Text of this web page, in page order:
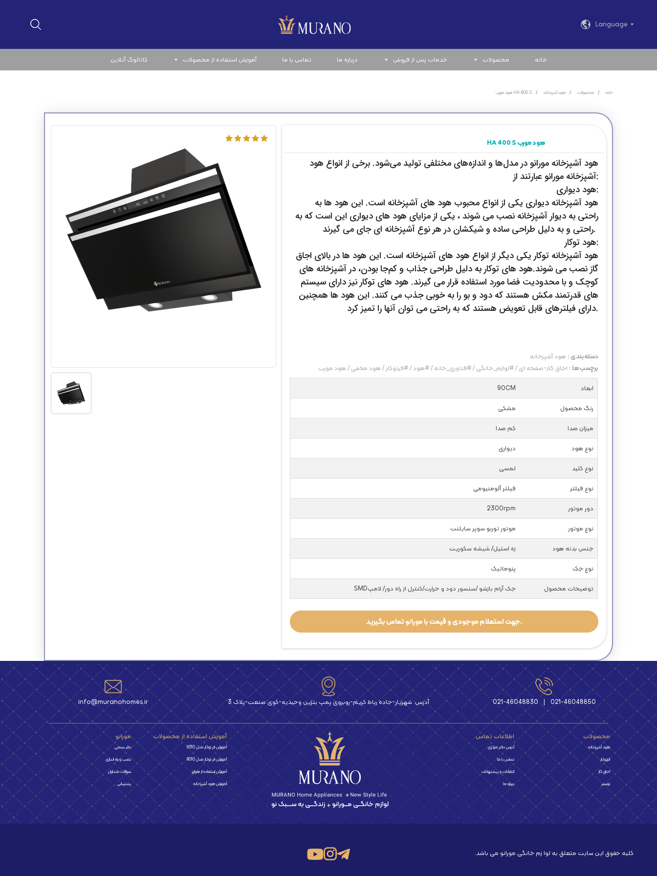
Language
خانه محصولات خدمات پس از فروش درباره ما تماس با ما آموزش استفاده از محصولات کاتالوگ آنلاین
خانه محصولات هود آشپزخانه HA 400 S هود مورب
HA 400 S هود مورب
هود آشپزخانه مورانو در مدل‌ها و اندازه‌های مختلفی تولید می‌شود. برخی از انواع هود
آشپزخانه مورانو عبارتند از:
هود دیواری:
راحتی به دیوار آشپزخانه نصب می شوند ، یکی از مزایای هود های دیواری این است که به
راحتی و به دلیل طراحی ساده و شیکشان در هر نوع آشپزخانه ای جای می گیرند.
هود توکار:
هود آشپزخانه توکار یکی دیگر از انواع هود های آشپزخانه است. این هود ها در بالای اجاق
گاز نصب می شوند.هود های توکار به دلیل طراحی جذاب و کم‌جا بودن، در آشپزخانه های
کوچک و با محدودیت فضا مورد استفاده قرار می گیرند. هود های توکار نیز دارای سیستم
های قدرتمند مکش هستند که دود و بو را به خوبی جذب می کنند. این هود ها همچنین
دارای فیلترهای قابل تعویض هستند که به راحتی می توان آنها را تمیز کرد.
دسته‌بندی : هود آشپزخانه
برچسب‌ها : اجاق گاز-صفحه ای/#لوازم_خانگی/#فناوری_خانه/#هود/#فرتوکار /هود مخفی/هود مورب
90CM
ابعاد
مشکی
رنگ محصول
کم صدا
میزان صدا
دیواری
نوع هود
لمسی
نوع کلید
فیلتر آلومنیومی
نوع فیلتر
2300rpm
دور موتور
موتور توربو سوپر سایلنت
نوع موتور
زه استیل/ شیشه سکوریت
جنس بدنه هود
پنوماتیک
نوع جک
جک آرام بازشو /سنسور دود و حرارت/کنترل از راه دور/ لامپSMD
توضیحات محصول
جهت استعلام موجودی و قیمت با مورانو تماس بگیرید.
info@muranohomes.ir آدرس: شهریار-جاده رباط کریم-روبروی پمپ بنزین وحیدیه-کوی صنعت-پلاک 3 021-46048830 | 021-46048850
محصولات
هود آشپزخانه
فرتوکار
اجاق گاز
توستر
اطلاعات تماس
آدرس دفتر مرکزی
تماس با ما
انتقادات و پیشنهادات
درباره ما
آموزش استفاده از محصولات
آموزش فر توکار مدل 9310
آموزش فر توکار مدل 9010
آموزش استفاده از هواپز
آموزش هود آشپزخانه
مورانو
نظر سنجی
نصب و راه اندازی
سوالات متداول
پشتیبانی
کلیه حقوق این سایت متعلق به لوا زم خانگی مورانو می باشد.